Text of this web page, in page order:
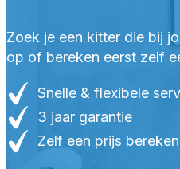
Zoek je een kitter die bij
op of bereken eerst zelf
Snelle & flexibele
3 jaar garantie
Zelf een prijs